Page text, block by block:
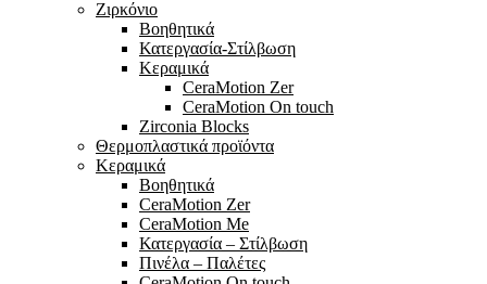
Ζιρκόνιο
Βοηθητικά
Κατεργασία-Στίλβωση
Κεραμικά
CeraMotion Zer
CeraMotion On touch
Zirconia Blocks
Θερμοπλαστικά προϊόντα
Κεραμικά
Βοηθητικά
CeraMotion Zer
CeraMotion Me
Κατεργασία – Στίλβωση
Πινέλα – Παλέτες